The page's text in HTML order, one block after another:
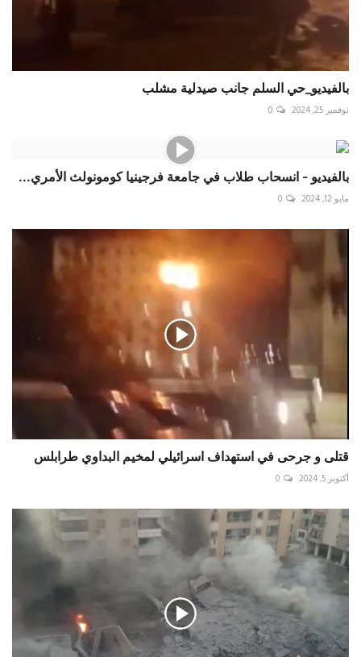
بالفيديو_حي السلم جانب صيدلية مشلب
نوفمبر 25, 2024 0
بالفيديو - انسحاب طلاب في جامعة فرجينيا كومونولث الأمري...
مايو 12, 2024 0
قتلى و جرحى في استهداف اسرائيلي لمخيم البداوي طرابلس
أكتوبر 5, 2024 0